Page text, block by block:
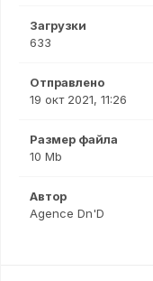
Загрузки
633
Отправлено
19 окт 2021, 11:26
Размер файла
10 Mb
Автор
Agence Dn'D